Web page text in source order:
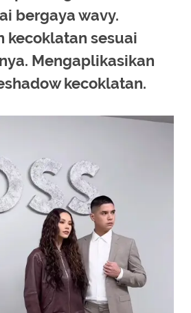
bergaya wavy.
kecoklatan sesuai
Mengaplikasikan
kecoklatan.